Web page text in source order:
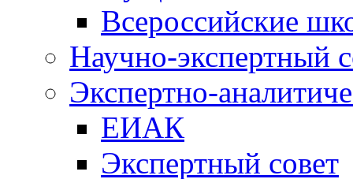
Всероссийские
Научно-экспертный
Экспертно-
ЕИАК
Экспертный совет